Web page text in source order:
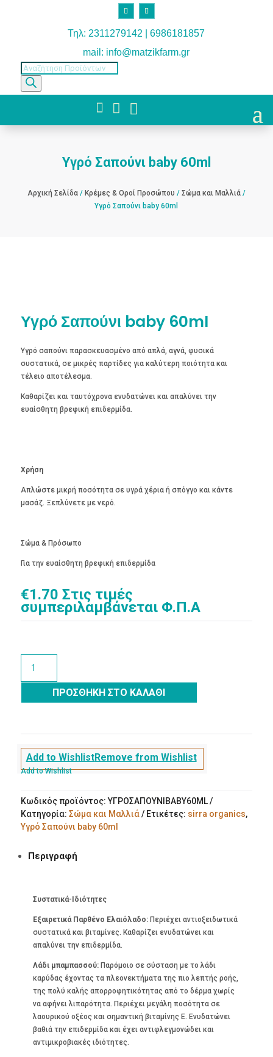
Τηλ: 2311279142 | 6986181857
mail: info@matzikfarm.gr
Products
search
  
Υγρό Σαπούνι baby 60ml
Αρχική Σελίδα/ Κρέμες & Οροί Προσώπου / Σώμα και Μαλλιά/
Υγρό Σαπούνι baby 60ml
Υγρό Σαπούνι baby 60ml
Υγρό σαπούνι παρασκευασμένο από απλά, αγνά, φυσικά
συστατικά, σε μικρές παρτίδες για καλύτερη ποιότητα και
τέλειο αποτέλεσμα.
Καθαρίζει και ταυτόχρονα ενυδατώνει και απαλύνει την
ευαίσθητη βρεφική επιδερμίδα.
Χρήση
Απλώστε μικρή ποσότητα σε υγρά χέρια ή σπόγγο και κάντε
μασάζ. Ξεπλύνετε με νερό.
Σώμα & Πρόσωπο
Για την ευαίσθητη βρεφική επιδερμίδα
€1.70 Στις τιμές
συμπεριλαμβάνεται Φ.Π.Α
Σαπούνι
baby
ΠΡΟΣΘΉΚΗ ΣΤΟ ΚΑΛΆΘΙ
Add to WishlistRemove from Wishlist
Add to Wishlist
Κωδικός προϊόντος:ΥΓΡΟΣΑΠΟΥΝΙBABY60ML
Κατηγορία: Σώμα και Μαλλιά Ετικέτες: sirra organics,
Υγρό Σαπούνι baby 60ml
Περιγραφή
Συστατικά-Ιδιότητες
Εξαιρετικά Παρθένο Ελαιόλαδο: Περιέχει αντιοξειδωτικά
συστατικά και βιταμίνες. Καθαρίζει ενυδατώνει και
απαλύνει την επιδερμίδα.
Λάδι μπαμπασσού: Παρόμοιο σε σύσταση με το λάδι
καρύδας έχοντας τα πλεονεκτήματα της πιο λεπτής ροής,
της πολύ καλής απορροφητικότητας από το δέρμα χωρίς
να αφήνει λιπαρότητα. Περιέχει μεγάλη ποσότητα σε
λαουρικού οξέος και σημαντική βιταμίνης Ε. Ενυδατώνει
βαθιά την επιδερμίδα και έχει αντιφλεγμονώδει και
αντιμικροβιακές ιδιότητες.